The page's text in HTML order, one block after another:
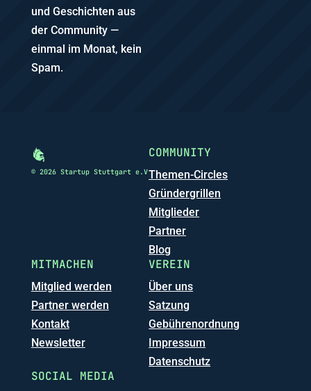
und Geschichten aus
der Community —
einmal im Monat, kein
Spam.
© 2026 Startup Stuttgart e.V
COMMUNITY
Themen-Circles
Gründergrillen
Mitglieder
Partner
Blog
MITMACHEN
Mitglied werden
Partner werden
Kontakt
Newsletter
VEREIN
Über uns
Satzung
Gebührenordnung
Impressum
Datenschutz
SOCIAL MEDIA